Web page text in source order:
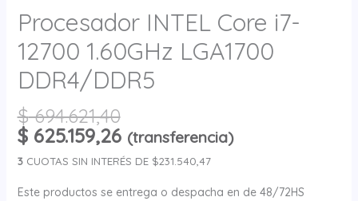
Procesador INTEL Core i7-
12700 1.60GHz LGA1700
DDR4/DDR5
$694.621,40
$625.159,26 (transferencia)
3CUOTAS SIN INTERÉS DE $231.540,47
Este productos se entrega o despacha en de 48/72HS